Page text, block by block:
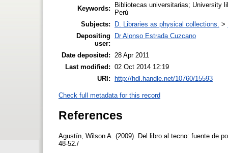
Keywords:
Bibliotecas universitarias; University
Perú
Subjects:
D. Libraries as physical collections. >
Depositing
user:
Dr Alonso Estrada Cuzcano
Date deposited:
28 Apr 2011
Last modified: 02 Oct 2014 12:19
URI:
http://hdl.handle.net/10760/15593
Check full metadata for this record
References
Agustín, Wilson A. (2009). Del libro al tecno: fuente de
48-52./